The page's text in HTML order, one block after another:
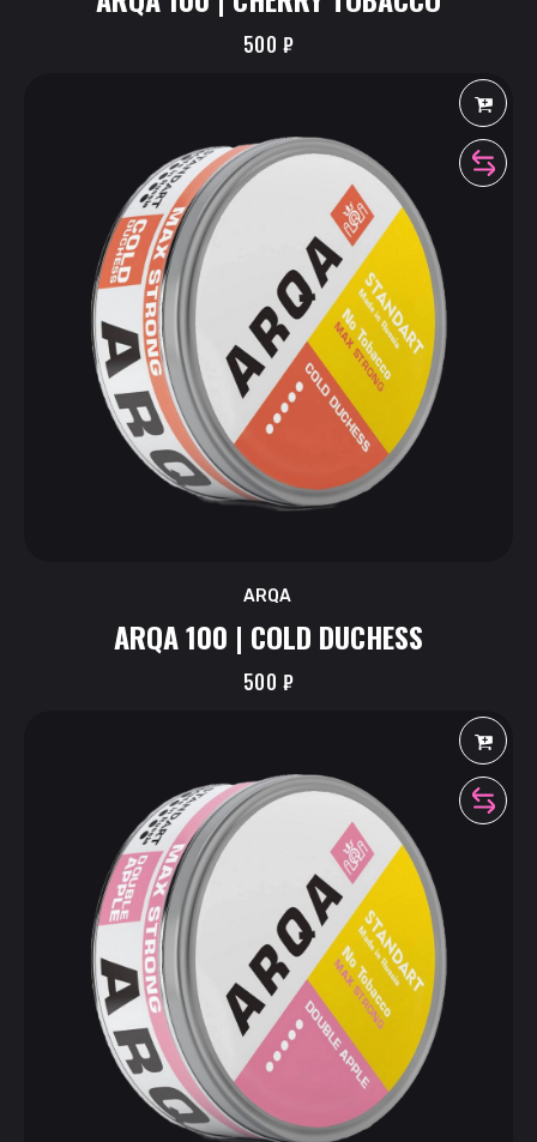
500 ₽
ARQA
ARQA 100 | COLD DUCHESS
500 ₽